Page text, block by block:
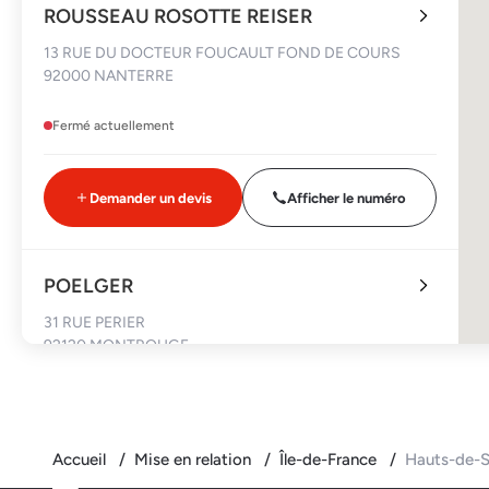
ROUSSEAU ROSOTTE REISER
13 RUE DU DOCTEUR FOUCAULT FOND DE COURS
92000 NANTERRE
Fermé actuellement
Demander un devis Afficher le numéro
POELGER
31 RUE PERIER
92120 MONTROUGE
Demander un devis Afficher le numéro
Accueil Mise en relation Île-de-France Hauts-de-